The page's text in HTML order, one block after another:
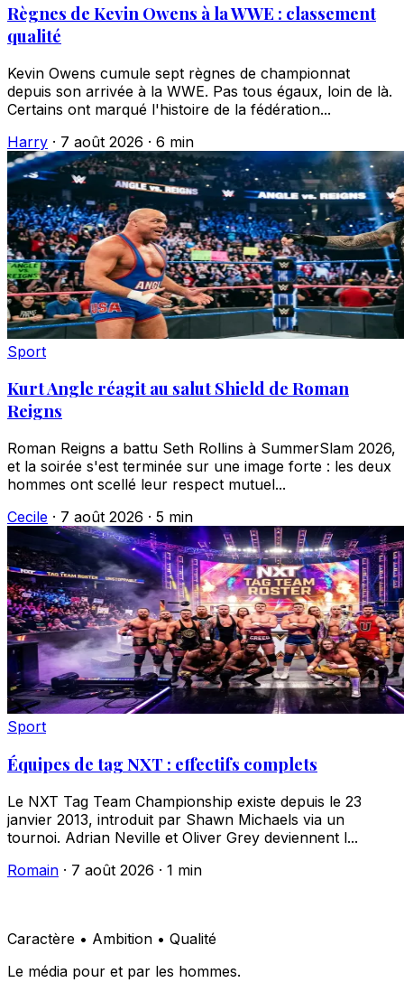
Règnes de Kevin Owens à la WWE : classement
qualité
Kevin Owens cumule sept règnes de championnat
depuis son arrivée à la WWE. Pas tous égaux, loin de là.
Certains ont marqué l'histoire de la fédération...
Harry · 7 août 2026 · 6 min
Sport
Kurt Angle réagit au salut Shield de Roman
Reigns
Roman Reigns a battu Seth Rollins à SummerSlam 2026,
et la soirée s'est terminée sur une image forte : les deux
hommes ont scellé leur respect mutuel...
Cecile · 7 août 2026 · 5 min
Sport
Équipes de tag NXT : effectifs complets
Le NXT Tag Team Championship existe depuis le 23
janvier 2013, introduit par Shawn Michaels via un
tournoi. Adrian Neville et Oliver Grey deviennent l...
Romain · 7 août 2026 · 1 min
Caractère • Ambition • Qualité
Le média pour et par les hommes.